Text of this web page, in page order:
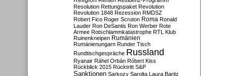
Resolution Rettungspaket Revolution
Revolution 1848 Rezession RMDSZ
Robert Fico Roger Scruton Roma Ronald
Lauder Ron DeSantis Ron Werber Rote
Armee Rotschlammkatastrophe RTL Klub
Ruinenkneipen Rumänien
Rumänienungarn Runder Tisch
Rundtischgespräche Russland
Ryanair Ráhel Orbán Róbert Kiss
Rückblick 2015 Rücktritt S&P
Sanktionen Sarkozy Sarolta Laura Baritz